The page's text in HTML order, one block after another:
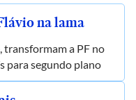
na lama
transformam a PF no
para segundo plano